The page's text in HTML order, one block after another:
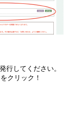
行してください。
クリック！